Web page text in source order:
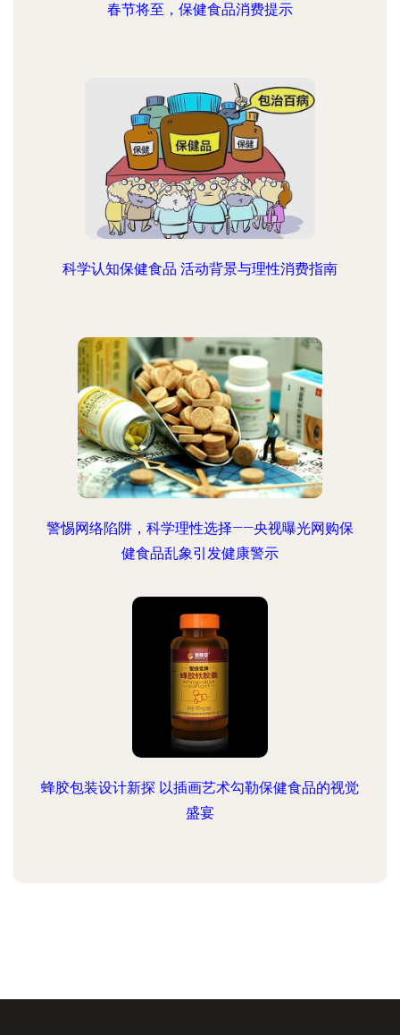
春节将至，保健食品消费提示
科学认知保健食品 活动背景与理性消费指南
警惕网络陷阱，科学理性选择——央视曝光网购保
健食品乱象引发健康警示
蜂胶包装设计新探 以插画艺术勾勒保健食品的视觉
盛宴